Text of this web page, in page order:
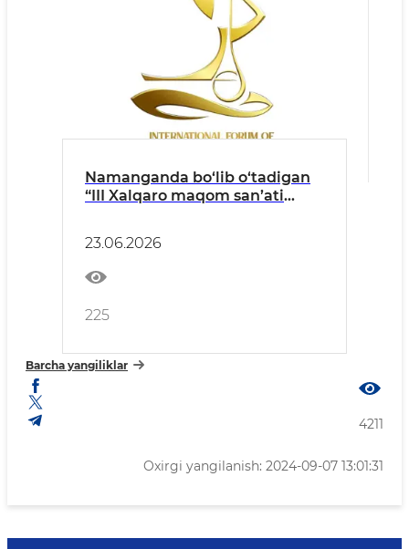
Namanganda bo‘lib o‘tadigan
“III Xalqaro maqom san’ati
23.06.2026
225
Barcha yangiliklar
4211
Oxirgi yangilanish: 2024-09-07 13:01:31